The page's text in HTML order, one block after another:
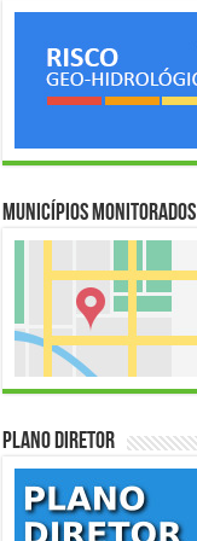
Municípios Monitorados
Plano Diretor